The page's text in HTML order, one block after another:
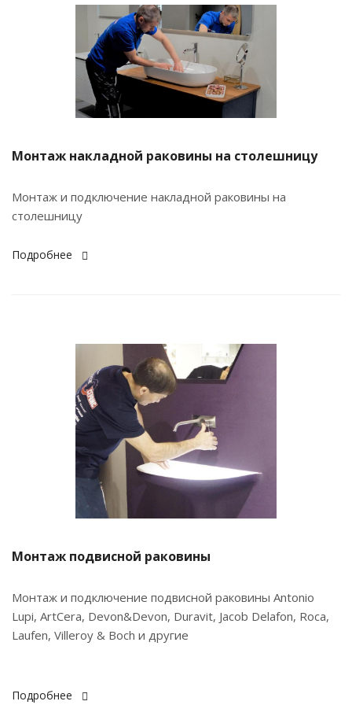
Монтаж накладной раковины на столешницу
Монтаж и подключение накладной раковины на
столешницу
Подробнее
Монтаж подвисной раковины
Монтаж и подключение подвисной раковины Antonio
Lupi, ArtCera, Devon&Devon, Duravit, Jacob Delafon, Roca,
Laufen, Villeroy & Boch и другие
Подробнее